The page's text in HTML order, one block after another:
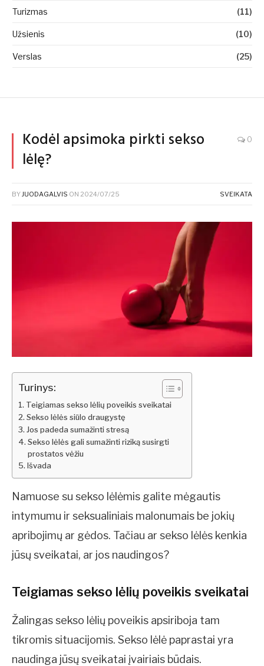
Turizmas (11)
Užsienis (10)
Verslas (25)
Kodėl apsimoka pirkti sekso
lėlę?
0
BY JUODAGALVIS ON 2024/07/25 SVEIKATA
Turinys:
Teigiamas sekso lėlių poveikis sveikatai
Sekso lėlės siūlo draugystę
Jos padeda sumažinti stresą
Sekso lėlės gali sumažinti riziką susirgti
prostatos vėžiu
Išvada
Namuose su sekso lėlėmis galite mėgautis
intymumu ir seksualiniais malonumais be jokių
apribojimų ar gėdos. Tačiau ar sekso lėlės kenkia
jūsų sveikatai, ar jos naudingos?
Teigiamas sekso lėlių poveikis sveikatai
Žalingas sekso lėlių poveikis apsiriboja tam
tikromis situacijomis. Sekso lėlė paprastai yra
naudinga jūsų sveikatai įvairiais būdais.